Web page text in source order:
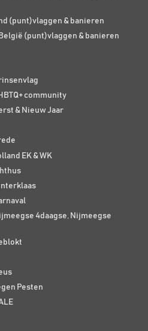
(punt)vlaggen & banieren
(punt)vlaggen & banieren
community
& Nieuw Jaar
EK & WK
4daagse, Nijmeegse
Pesten